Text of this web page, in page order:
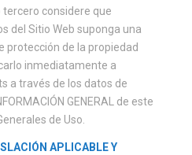
tercero considere que
del Sitio Web suponga una
protección de la propiedad
inmediatamente a
a través de los datos de
GENERAL de este
de Uso.
APLICABLE Y